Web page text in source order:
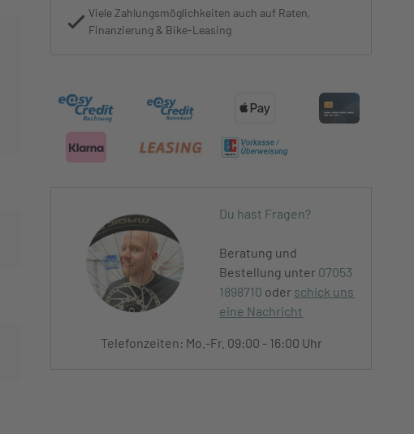
Viele Zahlungsmöglichkeiten auch auf Raten,
Finanzierung & Bike-Leasing
Du hast Fragen?
Beratung und
Bestellung unter 07053
1898710 oder schick uns
eine Nachricht
Telefonzeiten: Mo.-Fr. 09:00 - 16:00 Uhr